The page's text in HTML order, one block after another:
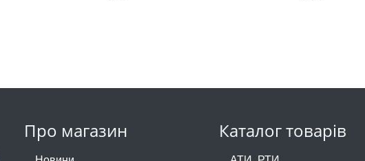
Про магазин Каталог товарів